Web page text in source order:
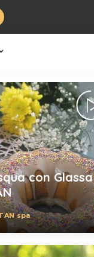
con Glassa
spa